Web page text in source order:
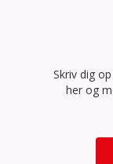
Skriv dig
her og